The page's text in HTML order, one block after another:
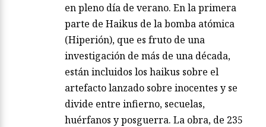
en pleno día de verano. En la primera
parte de Haikus de la bomba atómica
(Hiperión), que es fruto de una
investigación de más de una década,
están incluidos los haikus sobre el
artefacto lanzado sobre inocentes y se
divide entre infierno, secuelas,
huérfanos y posguerra. La obra, de 235